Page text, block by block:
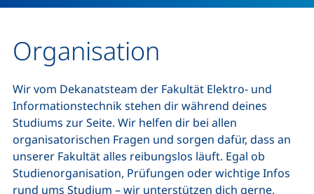
Organisation
Wir vom Dekanatsteam der Fakultät Elektro- und
Informationstechnik stehen dir während deines
Studiums zur Seite. Wir helfen dir bei allen
organisatorischen Fragen und sorgen dafür, dass an
unserer Fakultät alles reibungslos läuft. Egal ob
Studienorganisation, Prüfungen oder wichtige Infos
rund ums Studium – wir unterstützen dich gerne.